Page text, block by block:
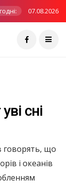
07.08.2026
сні
говорять, що
і океанів